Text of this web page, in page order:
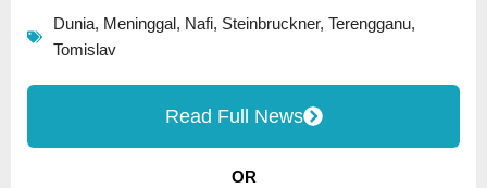
Dunia, Meninggal, Nafi, Steinbruckner, Terengganu,
Tomislav
Read Full News
OR